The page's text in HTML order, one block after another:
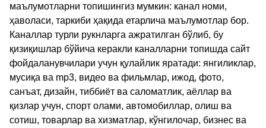
маълумотларни топишингиз мумкин: канал номи,
ҳаволаси, таркиби ҳақида етарлича маълумотлар бор.
Каналлар турли рукнларга ажратилган бўлиб, бу
қизиқишлар бўйича керакли каналларни топишда сайт
фойдаланувчилари учун қулайлик яратади: янгиликлар,
мусиқа ва mp3, видео ва фильмлар, ижод, фото,
санъат, дизайн, тиббиёт ва саломатлик, аёллар ва
қизлар учун, спорт олами, автомобиллар, олиш ва
сотиш, товарлар ва хизматлар, кўнгилочар, бизнес ва